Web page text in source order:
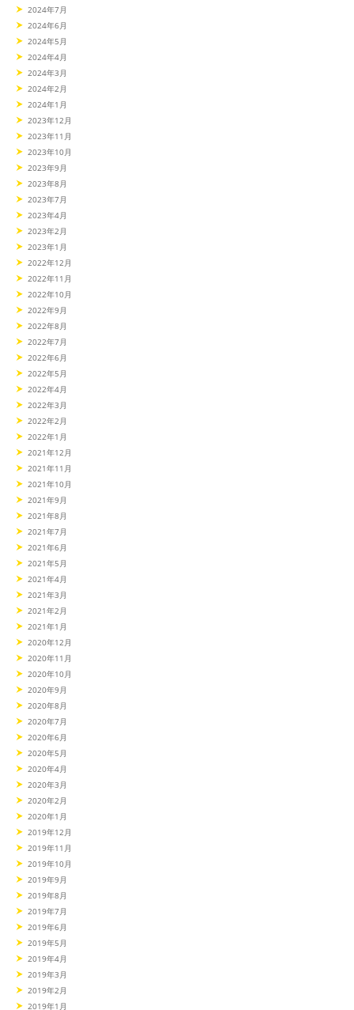
2024年7月
2024年6月
2024年5月
2024年4月
2024年3月
2024年2月
2024年1月
2023年12月
2023年11月
2023年10月
2023年9月
2023年8月
2023年7月
2023年4月
2023年2月
2023年1月
2022年12月
2022年11月
2022年10月
2022年9月
2022年8月
2022年7月
2022年6月
2022年5月
2022年4月
2022年3月
2022年2月
2022年1月
2021年12月
2021年11月
2021年10月
2021年9月
2021年8月
2021年7月
2021年6月
2021年5月
2021年4月
2021年3月
2021年2月
2021年1月
2020年12月
2020年11月
2020年10月
2020年9月
2020年8月
2020年7月
2020年6月
2020年5月
2020年4月
2020年3月
2020年2月
2020年1月
2019年12月
2019年11月
2019年10月
2019年9月
2019年8月
2019年7月
2019年6月
2019年5月
2019年4月
2019年3月
2019年2月
2019年1月